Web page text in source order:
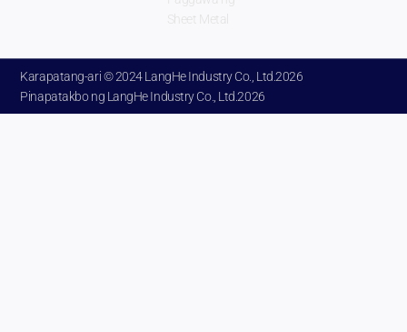
Sheet Metal
Karapatang-ari © 2024 LangHe Industry Co., Ltd.2026
Pinapatakbo ng LangHe Industry Co., Ltd.2026